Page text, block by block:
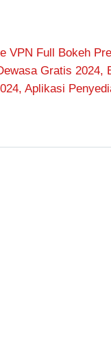
VPN Full Bokeh
Gratis 2024,
Aplikasi